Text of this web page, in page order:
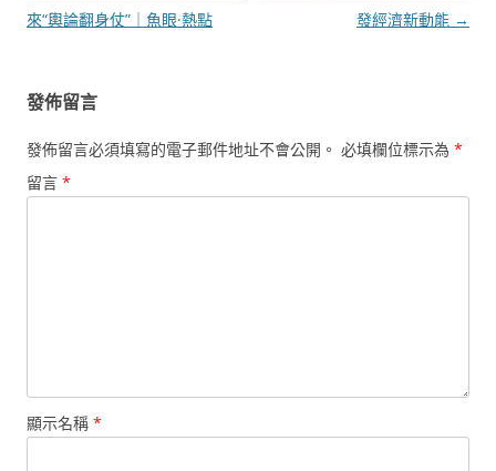
導
來“輿論翻身仗”｜魚眼·熱點
發經濟新動能 →
發佈留言
發佈留言必須填寫的電子郵件地址不會公開。 必填欄位標示為 *
留言 *
顯示名稱 *